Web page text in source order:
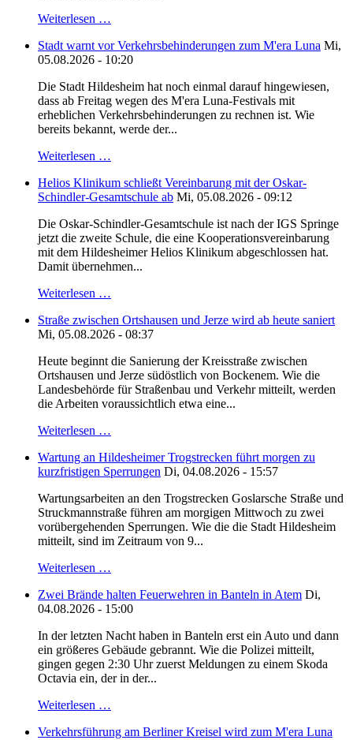
Weiterlesen …
Stadt warnt vor Verkehrsbehinderungen zum M'era Luna Mi,
05.08.2026 - 10:20
Die Stadt Hildesheim hat noch einmal darauf hingewiesen,
dass ab Freitag wegen des M'era Luna-Festivals mit
erheblichen Verkehrsbehinderungen zu rechnen ist. Wie
bereits bekannt, werde der...
Weiterlesen …
Helios Klinikum schließt Vereinbarung mit der Oskar-
Schindler-Gesamtschule ab Mi, 05.08.2026 - 09:12
Die Oskar-Schindler-Gesamtschule ist nach der IGS Springe
jetzt die zweite Schule, die eine Kooperationsvereinbarung
mit dem Hildesheimer Helios Klinikum abgeschlossen hat.
Damit übernehmen...
Weiterlesen …
Straße zwischen Ortshausen und Jerze wird ab heute saniert
Mi, 05.08.2026 - 08:37
Heute beginnt die Sanierung der Kreisstraße zwischen
Ortshausen und Jerze südöstlich von Bockenem. Wie die
Landesbehörde für Straßenbau und Verkehr mitteilt, werden
die Arbeiten voraussichtlich etwa eine...
Weiterlesen …
Wartung an Hildesheimer Trogstrecken führt morgen zu
kurzfristigen Sperrungen Di, 04.08.2026 - 15:57
Wartungsarbeiten an den Trogstrecken Goslarsche Straße und
Struckmannstraße führen am morgigen Mittwoch zu zwei
vorübergehenden Sperrungen. Wie die die Stadt Hildesheim
mitteilt, sind im Zeitraum von 9...
Weiterlesen …
Zwei Brände halten Feuerwehren in Banteln in Atem Di,
04.08.2026 - 15:00
In der letzten Nacht haben in Banteln erst ein Auto und dann
ein größeres Gebäude gebrannt. Wie die Polizei mitteilt,
gingen gegen 2:30 Uhr zuerst Meldungen zu einem Skoda
Octavia ein, der in der...
Weiterlesen …
Verkehrsführung am Berliner Kreisel wird zum M'era Luna